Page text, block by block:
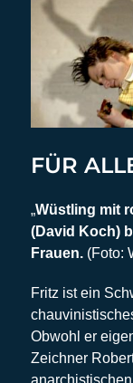
FÜR
„Wüstling mit
(David Koch)
Frauen.(Foto:
Fritz ist ein
Obwohl er
Zeichner